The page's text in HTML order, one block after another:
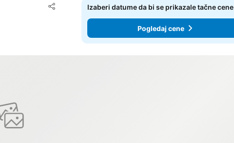
Deli
Dodati u favorite
Izaberi datume da bi se prikazale tačne cene
Pogledaj cene